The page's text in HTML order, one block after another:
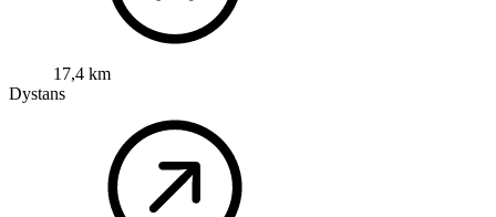
17,4 km
Dystans